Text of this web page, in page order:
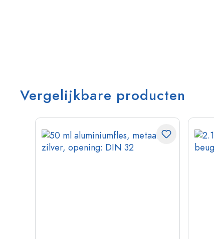
Vergelijkbare producten